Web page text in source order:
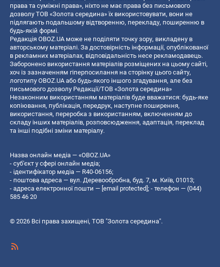
права та суміжні права», ніхто не має права без письмового
дозволу ТОВ «Золота середина» їх використовувати, вони не
підлягають подальшому відтворенню, перекладу, поширенню в
будь-якій формі.
Редакція OBOZ.UA може не поділяти точку зору, викладену в
авторському матеріалі. За достовірність інформації, опублікованої
в рекламних матеріалах, відповідальність несе рекламодавець.
Заборонено використання матеріалів розміщених на цьому сайті,
хоч із зазначенням гіперпосилання на сторінку цього сайту,
логотипу OBOZ.UA або будь-якого іншого згадування, але без
письмового дозволу Редакції/ТОВ «Золота середина»
Незаконним використанням матеріалів буде вважатися: будь-яке
копiювання, публiкацiя, передрук, наступне поширення,
використання, переробка з використанням, включенням до
складу інших матеріалів, розповсюдження, адаптація, переклад
та інші подібні зміни матеріалу.
Назва онлайн медіа — «OBOZ.UA»
- суб'єкт у сфері онлайн медіа;
- ідентифікатор медіа — R40-06156;
- поштова адреса — вул. Деревообробна, буд. 7, м. Київ, 01013;
- адреса електронної пошти — [email protected]; - телефон — (044)
585 46 20
© 2026 Всі права захищені, ТОВ "Золота середина".